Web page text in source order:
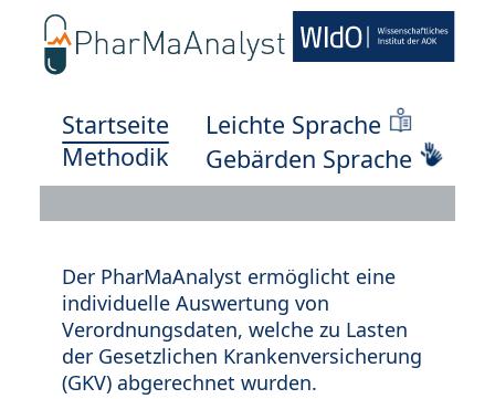
Startseite
Methodik
Leichte Sprache
Gebärden Sprache
Der PharMaAnalyst ermöglicht eine
individuelle Auswertung von
Verordnungsdaten, welche zu Lasten
der Gesetzlichen Krankenversicherung
(GKV) abgerechnet wurden.